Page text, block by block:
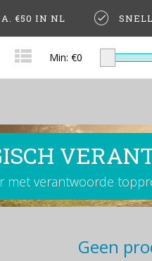
€50 IN NL
Min: €0
met verantwoorde
Geen